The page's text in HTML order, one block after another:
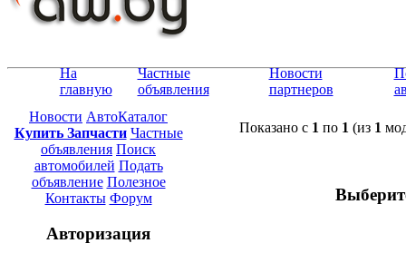
На
главную
Частные
объявления
Новости
партнеров
Новости АвтоКаталог
Купить Запчасти Частные
объявления Поиск
автомобилей Подать
объявление Полезное
Контакты Форум
Авторизация
Показано с 1 по 1 (из 1